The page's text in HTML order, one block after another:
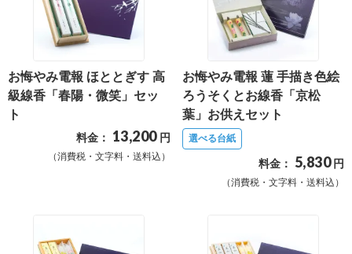
ご
注
文
内
容
ご
確
員
お悔やみ電報 ほととぎす 高
級線香「春陽・微笑」セッ
ト
料金： 13,200 円
（消費税・文字料・送料込）
お悔やみ電報 蓮 手描き色絵
ろうそくとお線香「京松
葉」お供えセット
選べる台紙
料金： 5,830 円
（消費税・文字料・送料込）